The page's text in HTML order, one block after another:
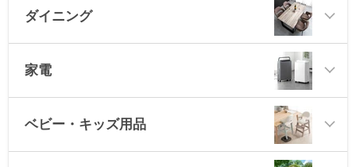
ダイニング
家電
ベビー・キッズ用品